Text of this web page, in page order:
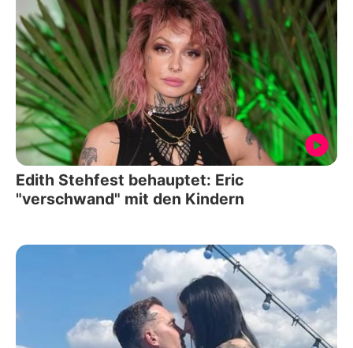
Edith Stehfest behauptet: Eric
"verschwand" mit den Kindern